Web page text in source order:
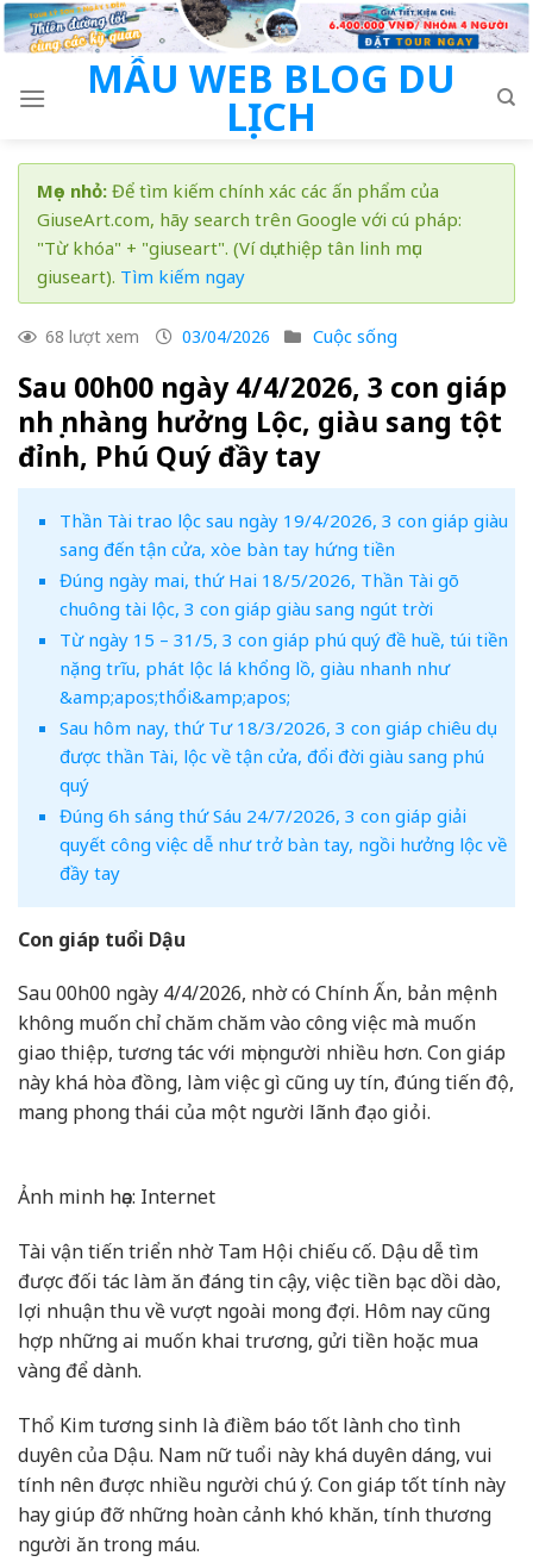
Skip
to
MẪU WEB BLOG DU
LỊCH
Mẹo nhỏ: Để tìm kiếm chính xác các ấn phẩm của
GiuseArt.com, hãy search trên Google với cú pháp:
"Từ khóa" + "giuseart". (Ví dụ: thiệp tân linh mục
giuseart). Tìm kiếm ngay
68 lượt xem 03/04/2026 Cuộc sống
Sau 00h00 ngày 4/4/2026, 3 con giáp
nhẹ nhàng hưởng Lộc, giàu sang tột
đỉnh, Phú Quý đầy tay
Thần Tài trao lộc sau ngày 19/4/2026, 3 con giáp giàu
sang đến tận cửa, xòe bàn tay hứng tiền
Đúng ngày mai, thứ Hai 18/5/2026, Thần Tài gõ
chuông tài lộc, 3 con giáp giàu sang ngút trời
Từ ngày 15 – 31/5, 3 con giáp phú quý đề huề, túi tiền
nặng trĩu, phát lộc lá khổng lồ, giàu nhanh như
&amp;apos;thổi&amp;apos;
Sau hôm nay, thứ Tư 18/3/2026, 3 con giáp chiêu dụ
được thần Tài, lộc về tận cửa, đổi đời giàu sang phú
quý
Đúng 6h sáng thứ Sáu 24/7/2026, 3 con giáp giải
quyết công việc dễ như trở bàn tay, ngồi hưởng lộc về
đầy tay
Con giáp tuổi Dậu
Sau 00h00 ngày 4/4/2026, nhờ có Chính Ấn, bản mệnh
không muốn chỉ chăm chăm vào công việc mà muốn
giao thiệp, tương tác với mọi người nhiều hơn. Con giáp
này khá hòa đồng, làm việc gì cũng uy tín, đúng tiến độ,
mang phong thái của một người lãnh đạo giỏi.
Ảnh minh họa: Internet
Tài vận tiến triển nhờ Tam Hội chiếu cố. Dậu dễ tìm
được đối tác làm ăn đáng tin cậy, việc tiền bạc dồi dào,
lợi nhuận thu về vượt ngoài mong đợi. Hôm nay cũng
hợp những ai muốn khai trương, gửi tiền hoặc mua
vàng để dành.
Thổ Kim tương sinh là điềm báo tốt lành cho tình
duyên của Dậu. Nam nữ tuổi này khá duyên dáng, vui
tính nên được nhiều người chú ý. Con giáp tốt tính này
hay giúp đỡ những hoàn cảnh khó khăn, tính thương
người ăn trong máu.